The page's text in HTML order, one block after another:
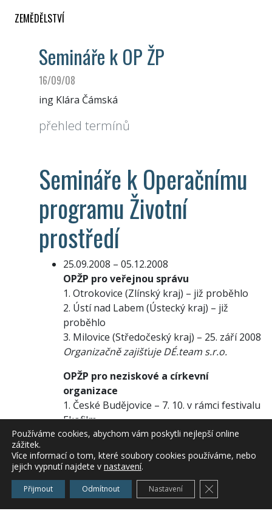
ZEMĚDĚLSTVÍ
Semináře k OP ŽP
16/09/08
ing Klára Čámská
přehled termínů
Semináře k Operačnímu
programu Životní
prostředí
25.09.2008 – 05.12.2008
OPŽP pro veřejnou správu
1. Otrokovice (Zlínský kraj) – již proběhlo
2. Ústí nad Labem (Ústecký kraj) – již
proběhlo
3. Milovice (Středočeský kraj) – 25. září 2008
Organizačně zajišťuje DÉ.team s.r.o.
OPŽP pro neziskové a církevní
organizace
1. České Budějovice – 7. 10. v rámci festivalu
Ekofilm
2. Praha – rozmezí 3. – 7. 11.
3. Brno – rozmezí 1. – 5. 12.
Organizačně zajišťuje Zelený kruh
OPŽP pro podnikatelskou sféru
1. Praha – 4. 11.
Používáme cookies, abychom vám poskytli nejlepší online
zážitek.
Více informací o tom, které soubory cookies používáme, nebo
jejich vypnutí najdete v nastavení.
Přijmout Odmítnout Nastavení Zavřít cookie